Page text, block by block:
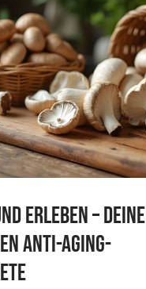
Erleben – Deine
Anti-Aging-